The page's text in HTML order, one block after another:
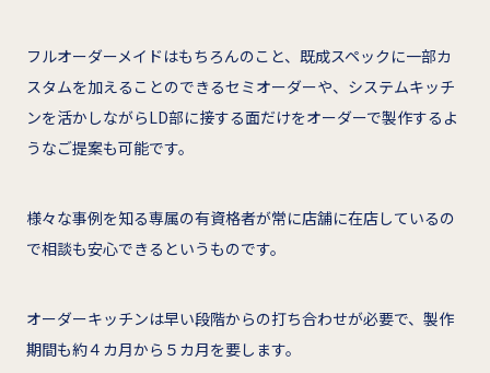
フルオーダーメイドはもちろんのこと、既成スペックに一部カ
スタムを加えることのできるセミオーダーや、システムキッチ
ンを活かしながらLD部に接する面だけをオーダーで製作するよ
うなご提案も可能です。
様々な事例を知る専属の有資格者が常に店舗に在店しているの
で相談も安心できるというものです。
オーダーキッチンは早い段階からの打ち合わせが必要で、製作
期間も約４カ月から５カ月を要します。